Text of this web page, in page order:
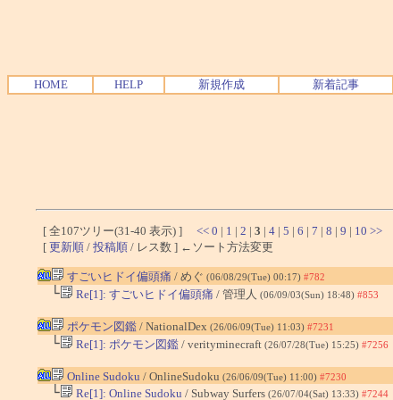
HOME HELP 新規作成 新着記事
[ 全107ツリー(31-40 表示) ] << 0 | 1 | 2 | 3 | 4 | 5 | 6 | 7 | 8 | 9 | 10 >>
[ 更新順 / 投稿順 / レス数 ] ←ソート方法変更
すごいヒドイ偏頭痛 / めぐ (06/08/29(Tue) 00:17) #782
└ Re[1]: すごいヒドイ偏頭痛 / 管理人 (06/09/03(Sun) 18:48) #853
ポケモン図鑑/ NationalDex (26/06/09(Tue) 11:03) #7231
└ Re[1]: ポケモン図鑑/ verityminecraft (26/07/28(Tue) 15:25) #7256
Online Sudoku / OnlineSudoku (26/06/09(Tue) 11:00) #7230
└ Re[1]: Online Sudoku / Subway Surfers (26/07/04(Sat) 13:33) #7244